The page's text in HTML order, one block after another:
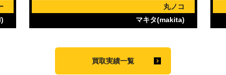
丸ノコ
マキタ(makita)
買取実績一覧